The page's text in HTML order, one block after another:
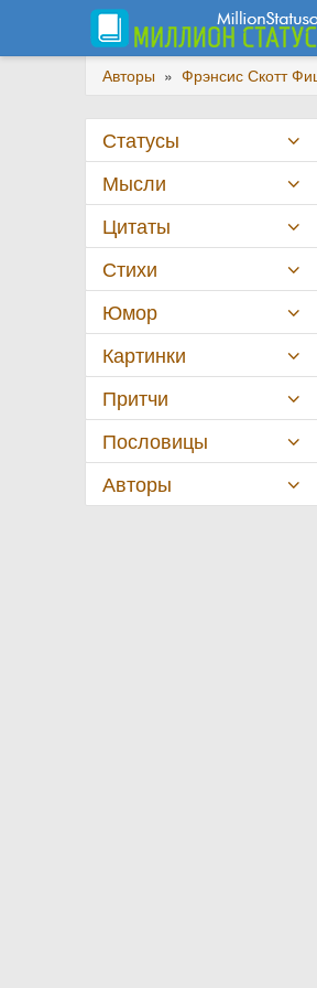
Авторы » Фрэнсис Скотт
Статусы
Мысли
Цитаты
Стихи
Юмор
Картинки
Притчи
Пословицы
Авторы